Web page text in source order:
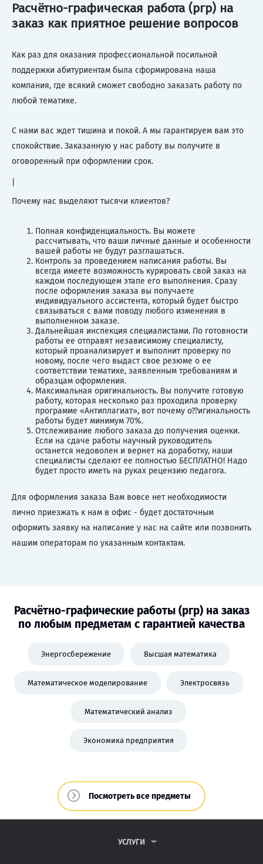
Расчётно-графическая работа (ргр) на
заказ как приятное решение вопросов
Как раз для оказания профессиональной посильной
поддержки абитуриентам была сформирована наша
компания, где всякий сможет свободно заказать работу по
любой тематике.
С нами вас ждет тишина и покой. А мы гарантируем вам это
спокойствие. Заказанную у нас работу вы получите в
оговоренный при оформлении срок.
Почему нас выделяют тысячи клиентов?
Полная конфиденциальность. Вы можете
рассчитывать, что ваши личные данные и особенности
вашей работы не будут разглашаться.
Контроль за проведением написания работы. Вы
всегда имеете возможность курировать свой заказ на
каждом последующем этапе его выполнения. Сразу
после оформления заказа вы получаете
индивидуального ассистента, который будет быстро
связываться с вами поводу любого изменения в
выполненном заказе.
Дальнейшая инспекция специалистами. По готовности
работы ее отправят независимому специалисту,
который проанализирует и выполнит проверку по
новому, после чего выдаст свое резюме о ее
соответствии тематике, заявленным требованиям и
образцам оформления.
Максимальная оригинальность. Вы получите готовую
работу, которая несколько раз проходила проверку
программе «Антиплагиат», вот почему о??игинальность
работы будет минимум 70%.
Отслеживание любого заказа до получения оценки.
Если на сдаче работы научный руководитель
останется недоволен и вернет на доработку, наши
специалисты сделают ее полностью БЕСПЛАТНО! Надо
будет просто иметь на руках рецензию педагога.
Для оформления заказа Вам вовсе нет необходимости
лично приезжать к нам в офис - будет достаточным
оформить заявку на написание у нас на сайте или позвонить
нашим операторам по указанным контактам.
Расчётно-графические работы (ргр) на заказ
по любым предметам с гарантией качества
Энергосбережение Высшая математика
Математическое моделирование Электросвязь
Математический анализ
Экономика предприятия
Посмотреть все предметы
УСЛУГИ